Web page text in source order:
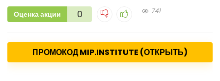
Оценка акции 0 741
ПРОМОКОД MIP.INSTITUTE (ОТКРЫТЬ)